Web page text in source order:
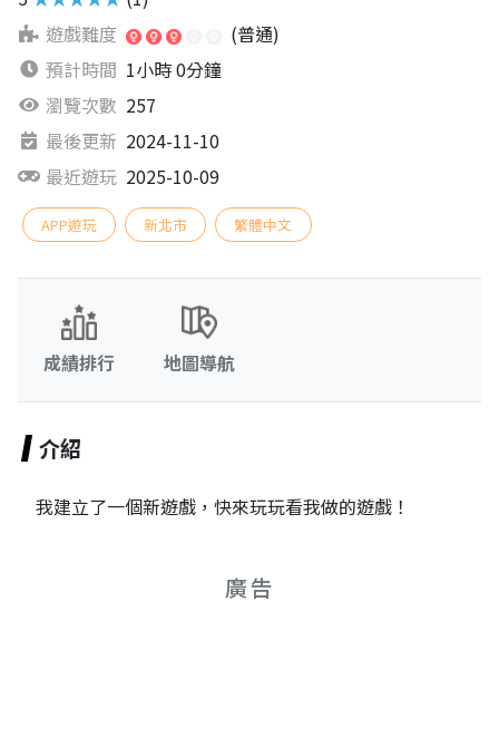
遊戲難度
(普通)
預計時間 1小時 0分鐘
瀏覽次數 257
最後更新 2024-11-10
最近遊玩 2025-10-09
APP遊玩 新北市 繁體中文
成績排行 地圖導航
介紹
我建立了一個新遊戲，快來玩玩看我做的遊戲！
廣告